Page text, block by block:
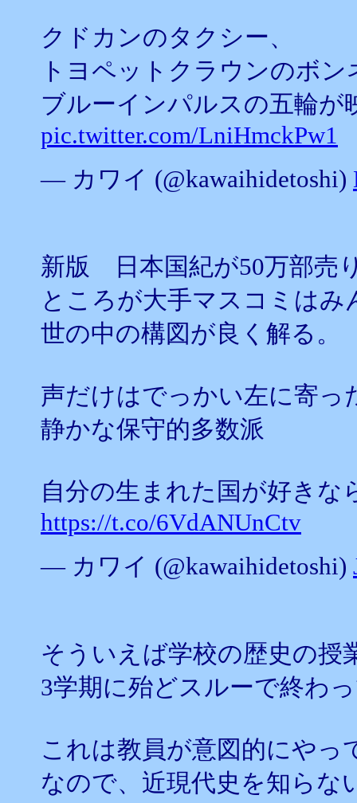
クドカンのタクシー、
トヨペットクラウンのボン
ブルーインパルスの五輪が
pic.twitter.com/LniHmckPw1
— カワイ (@kawaihidetoshi)
新版 日本国紀が50万部売
ところが大手マスコミはみ
世の中の構図が良く解る。
声だけはでっかい左に寄っ
静かな保守的多数派
自分の生まれた国が好きな
https://t.co/6VdANUnCtv
— カワイ (@kawaihidetoshi)
そういえば学校の歴史の授
3学期に殆どスルーで終わ
これは教員が意図的にやっ
なので、近現代史を知らな